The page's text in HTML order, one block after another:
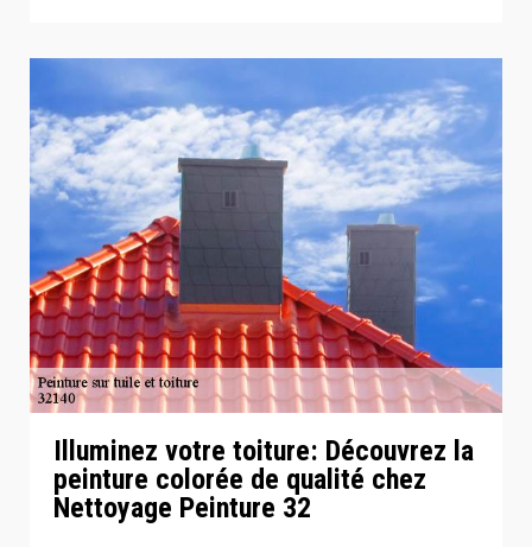
Illuminez votre toiture: Découvrez la
peinture colorée de qualité chez
Nettoyage Peinture 32